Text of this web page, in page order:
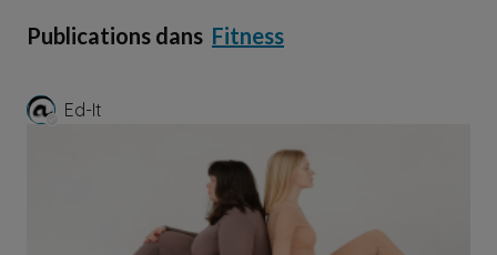
Publications dans Fitness
Ed-It